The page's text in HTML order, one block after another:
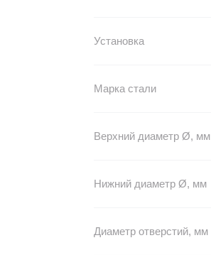
Установка
Марка стали
Верхний диаметр Ø, мм
Нижний диаметр Ø, мм
Диаметр отверстий, мм